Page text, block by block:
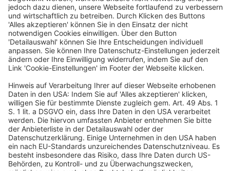
Auch für deutsche Investoren ist es nicht
ausgeschlossen, dass sie sich einem Reputationsrisiko
aussetzen, wenn sie mit israelischen Investoren
Geschäfte machen – und diese können ihnen ja nicht
nur innerhalb Deutschlands, sondern bei Cross-
Border-Deals durchaus auch auf der anderen Seite des
Verhandlungstischs begegnen.
Steuerrisiko USA
Nicht zu den Schurkenstaaten wurden gemeinhin die
USA gezählt. In letzter Zeit haben sie sich aber gefühlt
selbst in diese Rolle hineinbegeben. „Früher wurde